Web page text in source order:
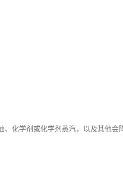
化学剂或化学剂蒸汽，以及其他会